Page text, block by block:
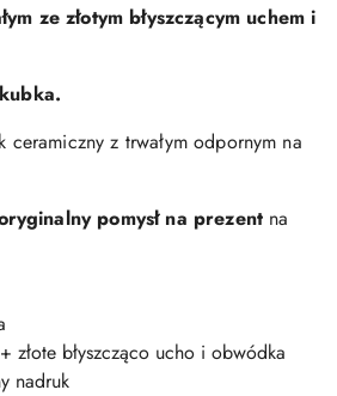
ze złotym błyszczącym uchem i
z trwałym odpornym na
pomysł na prezent na
złote błyszcząco ucho i obwódka
nadruk